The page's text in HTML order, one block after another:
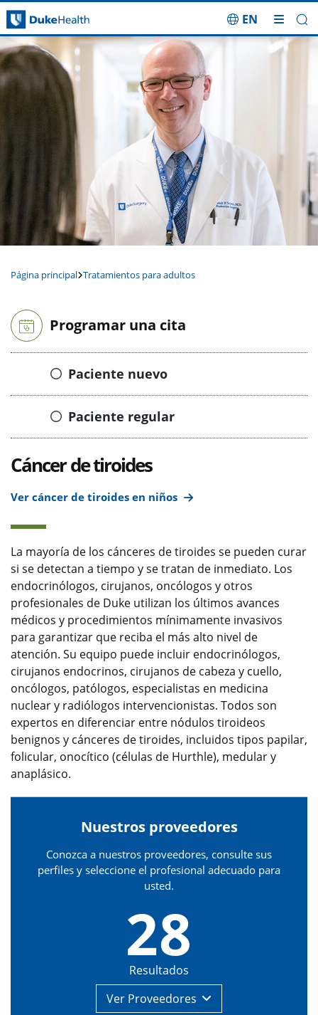
Saltar navegación
EN
Página principal Tratamientos para adultos
Programar una cita
Paciente nuevo
Paciente regular
Cáncer de tiroides
Ver cáncer de tiroides en niños
La mayoría de los cánceres de tiroides se pueden curar
si se detectan a tiempo y se tratan de inmediato. Los
endocrinólogos, cirujanos, oncólogos y otros
profesionales de Duke utilizan los últimos avances
médicos y procedimientos mínimamente invasivos
para garantizar que reciba el más alto nivel de
atención. Su equipo puede incluir endocrinólogos,
cirujanos endocrinos, cirujanos de cabeza y cuello,
oncólogos, patólogos, especialistas en medicina
nuclear y radiólogos intervencionistas. Todos son
expertos en diferenciar entre nódulos tiroideos
benignos y cánceres de tiroides, incluidos tipos papilar,
folicular, onocítico (células de Hurthle), medular y
anaplásico.
28
Resultados
Ver Proveedores
Nuestros proveedores
Conozca a nuestros proveedores, consulte sus
perfiles y seleccione el profesional adecuado para
usted.